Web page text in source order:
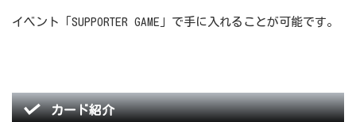
イベント「SUPPORTER GAME」で手に入れることが可能です。
カード紹介